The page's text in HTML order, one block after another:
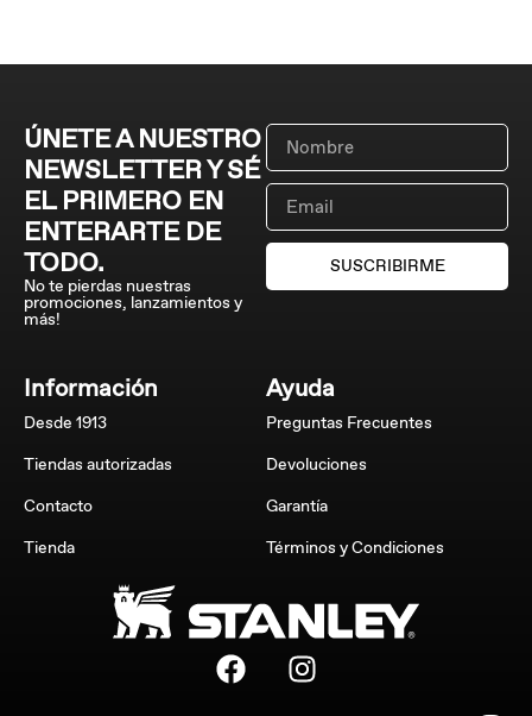
ÚNETE A NUESTRO
NEWSLETTER Y SÉ
EL PRIMERO EN
ENTERARTE DE
TODO.
No te pierdas nuestras
promociones, lanzamientos y
más!
SUSCRIBIRME
Información
Desde 1913
Tiendas autorizadas
Contacto
Tienda
Ayuda
Preguntas Frecuentes
Devoluciones
Garantía
Términos y Condiciones